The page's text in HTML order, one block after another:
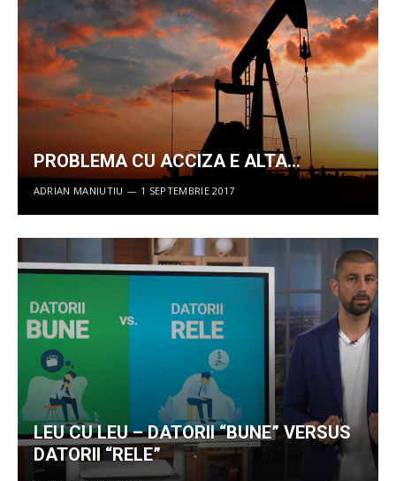
PROBLEMA CU ACCIZA E ALTA…
ADRIAN MANIUTIU 1 SEPTEMBRIE 2017
LEU CU LEU – DATORII “BUNE” VERSUS
DATORII “RELE”